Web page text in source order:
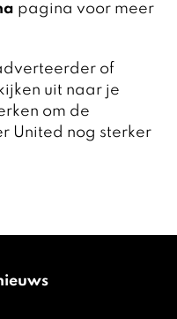
pagina voor meer
of
uit naar je
om de
United nog sterker